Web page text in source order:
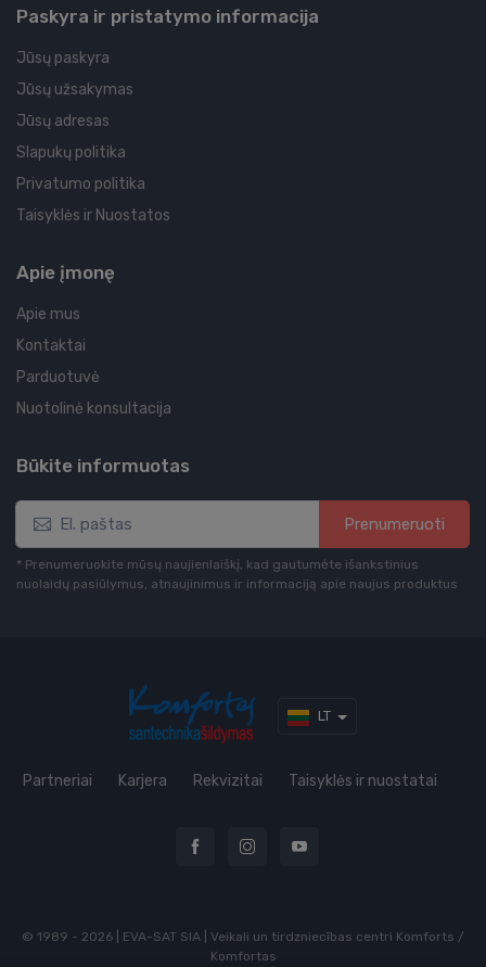
Paskyra ir pristatymo informacija
Jūsų paskyra
Jūsų užsakymas
Jūsų adresas
Slapukų politika
Privatumo politika
Taisyklės ir Nuostatos
Apie įmonę
Apie mus
Kontaktai
Parduotuvė
Nuotolinė konsultacija
Būkite informuotas
Prenumeruoti
* Prenumeruokite mūsų naujienlaiškį, kad gautumėte išankstinius
nuolaidų pasiūlymus, atnaujinimus ir informaciją apie naujus produktus
LT
Partneriai Karjera Rekvizitai Taisyklės ir nuostatai
© 1989 - 2026 | EVA-SAT SIA | Veikali un tirdzniecības centri Komforts /
Komfortas